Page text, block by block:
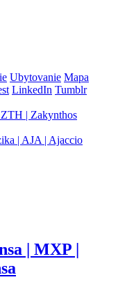
Ubytovanie Mapa
LinkedIn Tumblr
| Zakynthos
| AJA | Ajaccio
| MXP |